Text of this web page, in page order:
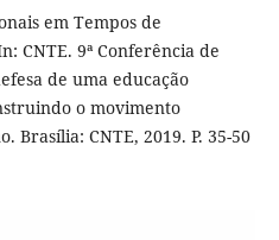
em Tempos de
CNTE. 9ª Conferência de
de uma educação
o movimento
Brasília: CNTE, 2019. P. 35-50